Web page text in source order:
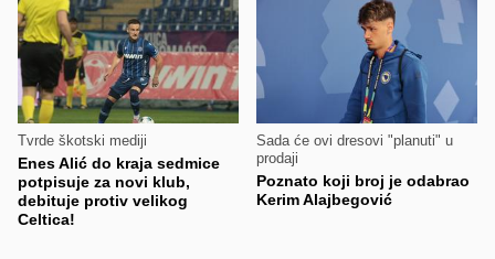
Tvrde škotski mediji
Enes Alić do kraja sedmice
potpisuje za novi klub,
debituje protiv velikog
Celtica!
Sada će ovi dresovi "planuti" u
prodaji
Poznato koji broj je odabrao
Kerim Alajbegović